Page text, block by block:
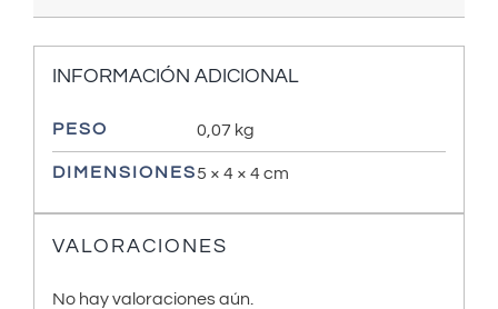
INFORMACIÓN ADICIONAL
PESO 0,07 kg
DIMENSIONES5 × 4 × 4 cm
VALORACIONES
No hay valoraciones aún.